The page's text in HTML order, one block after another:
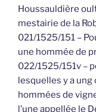
Houssauldière
mestairie de la
021/1525/151 –
une hommée de
022/1525/151v –
lesquelles y a
hommées de
l’une appellée le